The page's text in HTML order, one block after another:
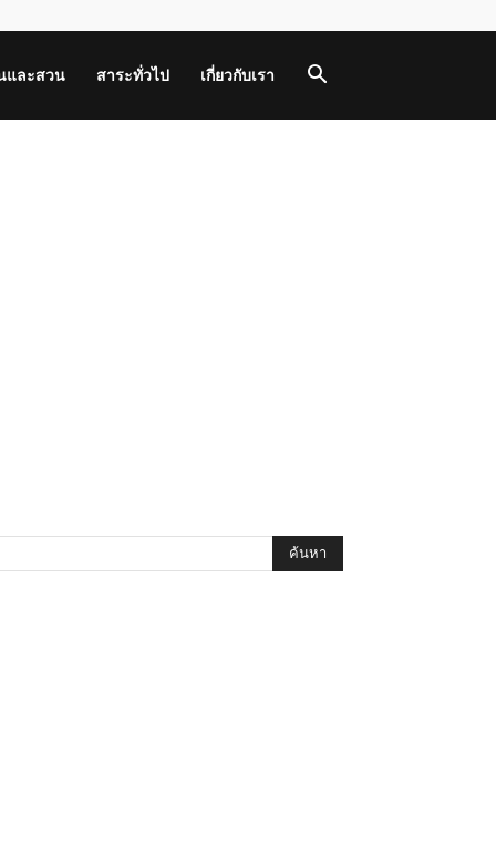
และสวน สาระทั่วไป เกี่ยวกับเรา